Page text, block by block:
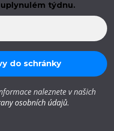
týdnu.
naleznete v našich
osobních údajů.